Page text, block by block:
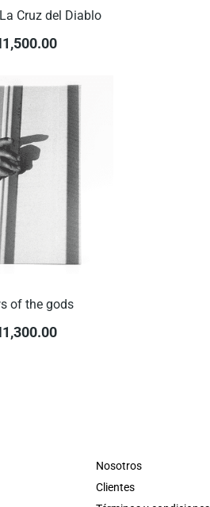
Cruz del Diablo
of the gods
Nosotros
Clientes